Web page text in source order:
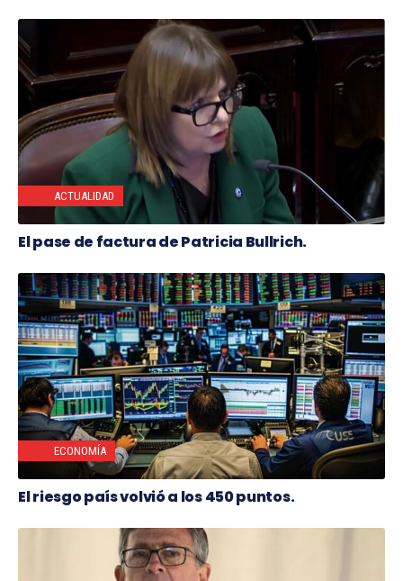
ACTUALIDAD
El pase de factura de Patricia Bullrich.
ECONOMÍA
El riesgo país volvió a los 450 puntos.